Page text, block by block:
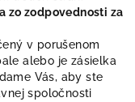
zo zodpovednosti za
v porušenom
alebo je zásielka
Vás, aby ste
spoločnosti